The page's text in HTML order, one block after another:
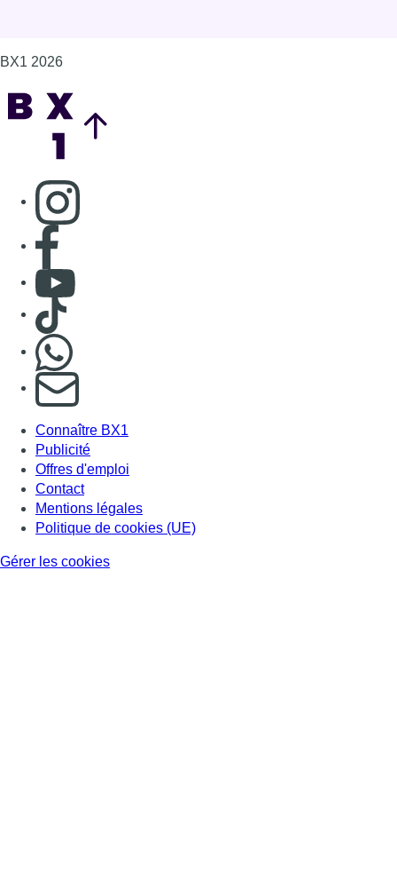
BX1 2026
Consulter page Instagram
Consulter page Facebook
Consulter Youtube
Consulter TikTok
S'abonner à notre newsletter
Connaître BX1
Publicité
Offres d'emploi
Contact
Mentions légales
Politique de cookies (UE)
Gérer les cookies